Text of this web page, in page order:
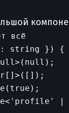
всё
string }) {